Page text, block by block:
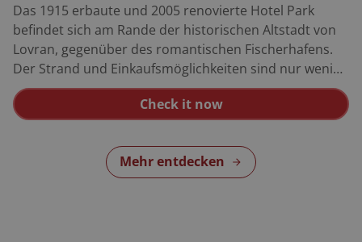
Das 1915 erbaute und 2005 renovierte Hotel Park
befindet sich am Rande der historischen Altstadt von
Lovran, gegenüber des romantischen Fischerhafens.
Der Strand und Einkaufsmöglichkeiten sind nur wenige
Gehminuten entfernt. 59 Zimmer, 3 Appartements.
Indoor-Pool, Fitness, SPA-Zone, Restaurant, Café,
Aperitif-Bar, Hotel-Parkplätze (begrenzt).
Check it now
Mehr entdecken